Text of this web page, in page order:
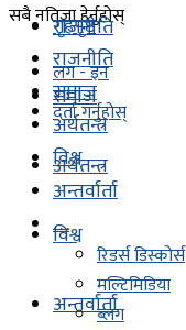
सबै नतिजा हेर्नुहोस्
लग - इन
दर्ता गर्नुहोस्
राजनीति
समाज
अर्थतन्त्र
विश्व
अन्तर्वार्ता
गृहपृष्ठ
राजनीति
समाज
अर्थतन्त्र
विश्व
अन्तर्वार्ता
. . .
रिडर्स डिस्कोर्स
मल्टिमिडिया
ब्लग